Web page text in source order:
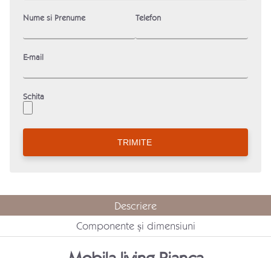
Nume si Prenume Telefon
E-mail
Schita
Descriere
Componente și dimensiuni